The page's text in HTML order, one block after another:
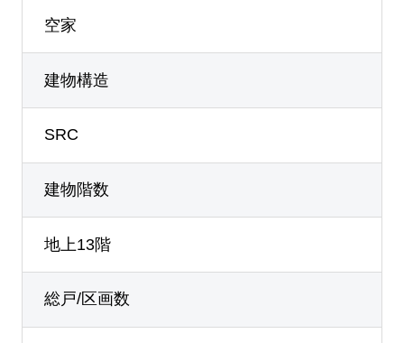
空家
建物構造
SRC
建物階数
地上13階
総戸/区画数